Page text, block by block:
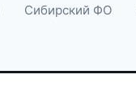
Сибирский ФО